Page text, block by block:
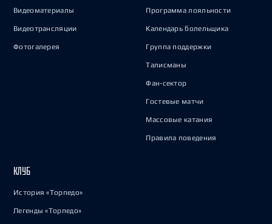
Видеоматериалы
Видеотрансляции
Фотогалерея
Программа лояльности
Календарь болельщика
Группа поддержки
Талисманы
Фан-сектор
Гостевые матчи
Массовые катания
Правила поведения
КЛУБ
История «Торпедо»
Легенды «Торпедо»